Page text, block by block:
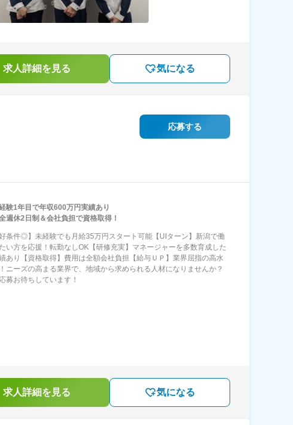
求人詳細を見る 気になる
応募する
験1年目で年収600万円実績あり
週休2日制＆会社負担で資格取得！
好条件◎】未経験でも月給35万円スタート可能【UIターン】新潟で働
い方を応援！転勤なしOK【研修充実】マネージャーを多数育成した
あり【資格取得】費用は全額会社負担【給与ＵＰ】業界屈指の高水
ニーズの高まる業界で、地域から求められる人材になりませんか？
募お待ちしています！
求人詳細を見る 気になる